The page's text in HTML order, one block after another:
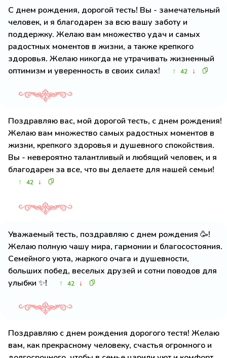
С днем рождения, дорогой тесть! Вы - замечательный
человек, и я благодарен за всю вашу заботу и
поддержку. Желаю вам множество удач и самых
радостных моментов в жизни, а также крепкого
здоровья. Желаю никогда не утрачивать жизненный
оптимизм и уверенность в своих силах!
↑ 42 ↓
Поздравляю вас, мой дорогой тесть, с днем рождения!
Желаю вам множество самых радостных моментов в
жизни, крепкого здоровья и душевного спокойствия.
Вы - невероятно талантливый и любящий человек, и я
благодарен за все, что вы делаете для нашей семьи!
↑ 42 ↓
Уважаемый тесть, поздравляю с днем рождения 🥳!
Желаю полную чашу мира, гармонии и благосостояния.
Семейного уюта, жаркого очага и душевности,
больших побед, веселых друзей и сотни поводов для
улыбки ✨!
↑ 42 ↓
Поздравляю с днем рождения дорогого тестя! Желаю
вам, как прекрасному человеку, счастья огромного и